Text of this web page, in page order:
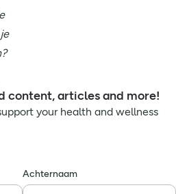
content, articles and more!
your health and wellness
Achternaam